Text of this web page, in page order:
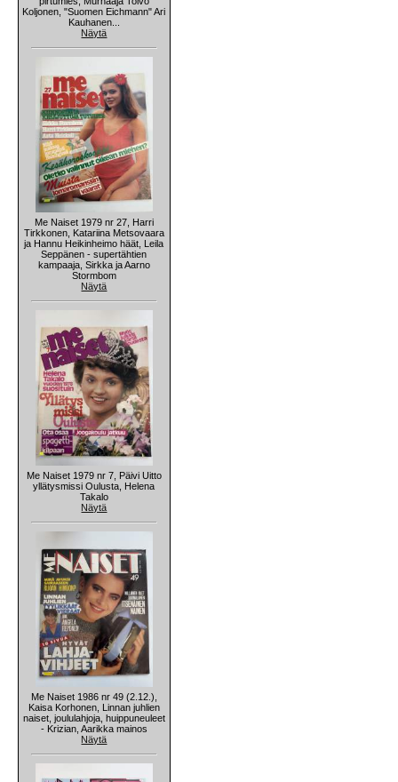
Koljonen, "Suomen Eichmann" Ari
Kauhanen...
Näytä
Me Naiset 1979 nr 27, Harri
Tirkkonen, Katariina Metsovaara
ja Hannu Heikinheimo häät, Leila
Seppänen - supertähtien
kampaaja, Sirkka ja Aarno
Stormbom
Näytä
Me Naiset 1979 nr 7, Päivi Uitto
yllätysmissi Oulusta, Helena
Takalo
Näytä
Me Naiset 1986 nr 49 (2.12.),
Kaisa Korhonen, Linnan juhlien
naiset, joululahjoja, huippuneuleet
- Krizian, Aarikka mainos
Näytä